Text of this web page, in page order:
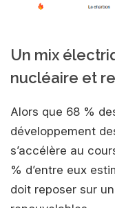
Un mix
nucléaire et
Alors que 68 %
développement
s’accélère au
% d’entre eux
doit reposer sur